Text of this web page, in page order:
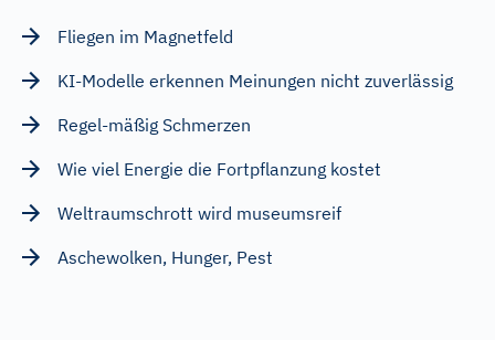
Fliegen im Magnetfeld
KI-Modelle erkennen Meinungen nicht zuverlässig
Regel-mäßig Schmerzen
Wie viel Energie die Fortpflanzung kostet
Weltraumschrott wird museumsreif
Aschewolken, Hunger, Pest